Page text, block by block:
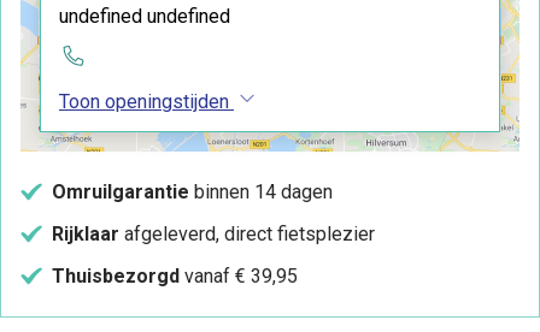
undefined undefined
Toon openingstijden
Omruilgarantie binnen 14 dagen
Rijklaar afgeleverd, direct fietsplezier
Thuisbezorgd vanaf € 39,95